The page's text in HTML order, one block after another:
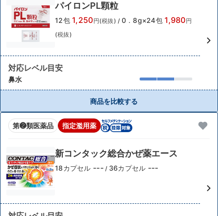
パイロンPL顆粒
12包 1,250円(税抜) / 0．8g×24包 1,980円
(税抜)
対応レベル目安
鼻水
商品を比較する
第❷類医薬品 指定濫用薬
新コンタック総合かぜ薬エース
18カプセル --- / 36カプセル ---